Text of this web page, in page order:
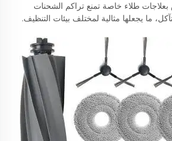
بعلاجات طلاء خاصة تمنع تراكم الشحنات
ما يجعلها مثالية لمختلف بيئات التنظيف.